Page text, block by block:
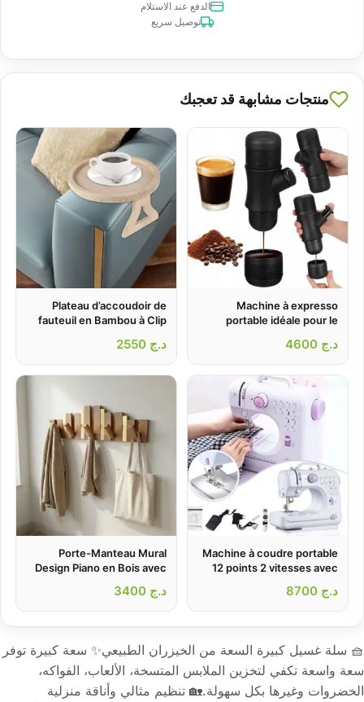
الدفع عند الاستلام
توصيل سريع
منتجات مشابهة قد تعجبك
Machine à expresso
portable idéale pour le
صنع القهوة محمولة
د.ج
Plateau d’accoudoir de
fauteuil en Bambou à Clip
للأريكة
د.ج
Machine à coudre portable
12 points 2 vitesses avec
ماكينة خياطة محمولة
د.ج
Porte-Manteau Mural
Design Piano en Bois avec
ملابس خشبية
د.ج
🧺 سلة غسيل كبيرة السعة من الخيزران الطبيعي✨ سعة كبيرة توفر
سعة واسعة تكفي لتخزين الملابس المتسخة، الألعاب، الفواكه،
الخضروات وغيرها بكل سهولة.🏡 تنظيم مثالي وأناقة منزلية